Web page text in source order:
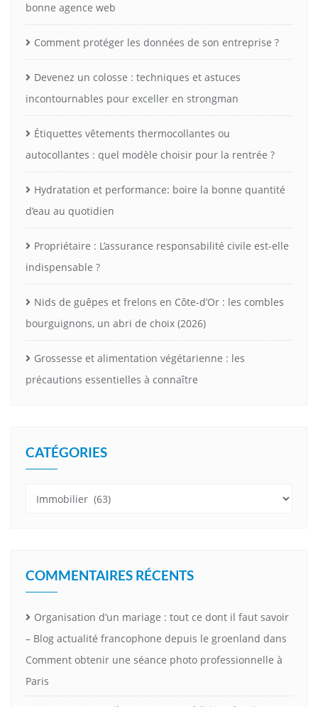
bonne agence web
Comment protéger les données de son entreprise ?
Devenez un colosse : techniques et astuces
incontournables pour exceller en strongman
Étiquettes vêtements thermocollantes ou
autocollantes : quel modèle choisir pour la rentrée ?
Hydratation et performance: boire la bonne quantité
d’eau au quotidien
Propriétaire : L’assurance responsabilité civile est-elle
indispensable ?
Nids de guêpes et frelons en Côte-d’Or : les combles
bourguignons, un abri de choix (2026)
Grossesse et alimentation végétarienne : les
précautions essentielles à connaître
CATÉGORIES
Catégories
COMMENTAIRES RÉCENTS
Organisation d’un mariage : tout ce dont il faut savoir
– Blog actualité francophone depuis le groenland dans
Comment obtenir une séance photo professionnelle à
Paris